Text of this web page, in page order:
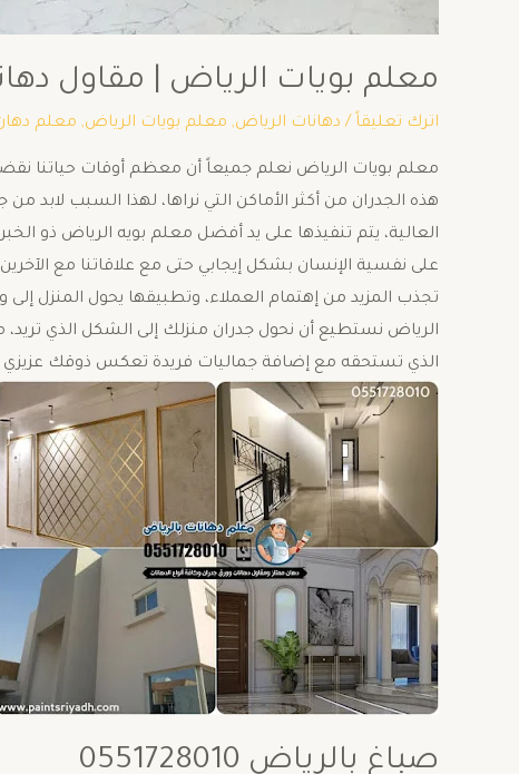
معلم بويات الرياض | مقاول دهانات
اترك تعليقاً / دهانات الرياض, معلم بويات الرياض, معلم
معلم بويات الرياض نعلم جميعاً أن معظم أوقات حياتنا
هذه الجدران من أكثر الأماكن التي نراها، لهذا السبب لابد
العالية، يتم تنفيذها على يد أفضل معلم بويه الرياض ذو
على نفسية الإنسان بشكل إيجابي حتى مع علاقاتنا مع
تجذب المزيد من إهتمام العملاء، وتطبيقها يحول المنزل
الرياض نستطيع أن نحول جدران منزلك إلى الشكل الذي تريد،
الذي تستحقه مع إضافة جماليات فريدة تعكس ذوقك
صباغ بالرياض 0551728010